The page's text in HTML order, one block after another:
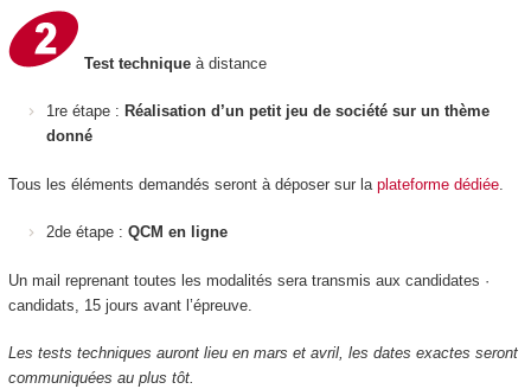
Test techniqueà distance
1re étape : Réalisation d’un petit jeu de société sur un thème
donné
Tous les éléments demandés seront à déposer sur la plateforme dédiée.
2de étape : QCM en ligne
Un mail reprenant toutes les modalités sera transmis aux candidates ·
candidats, 15 jours avant l’épreuve.
Les tests techniques auront lieu en mars et avril, les dates exactes seront
communiquées au plus tôt.